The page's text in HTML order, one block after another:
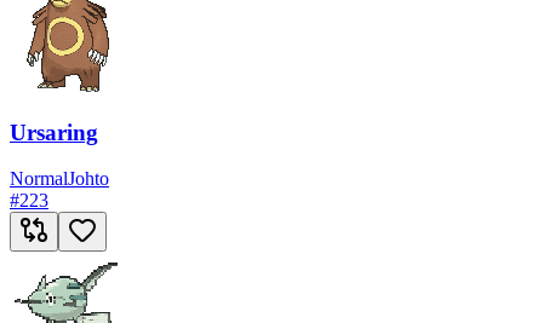
Ursaring
NormalJohto
#223